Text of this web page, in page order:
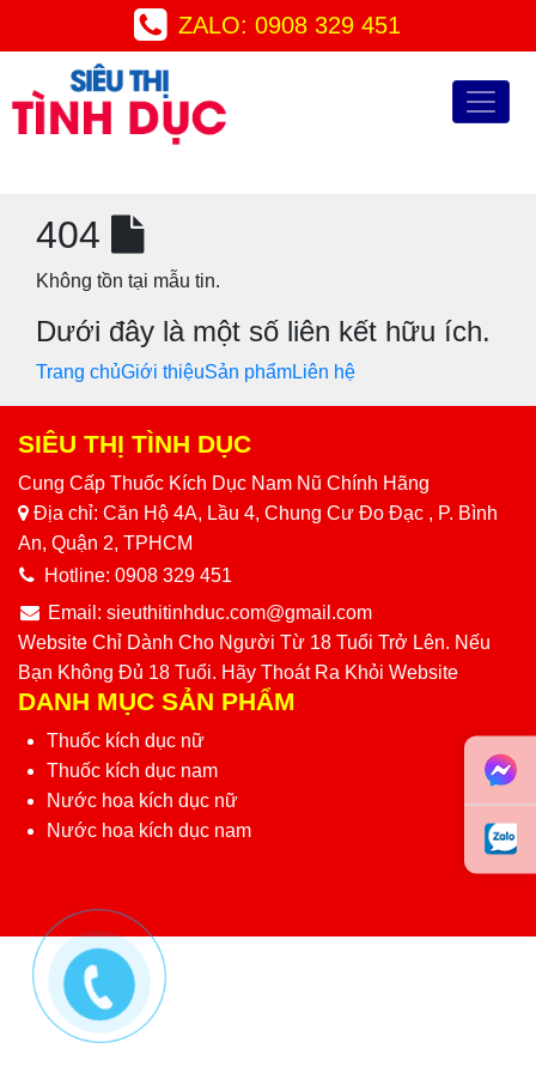
ZALO: 0908 329 451
404
Không tồn tại mẫu tin.
Dưới đây là một số liên kết hữu ích.
Trang chủGiới thiệuSản phẩmLiên hệ
SIÊU THỊ TÌNH DỤC
Cung Cấp Thuốc Kích Dục Nam Nũ Chính Hãng
Địa chỉ: Căn Hộ 4A, Lầu 4, Chung Cư Đo Đạc , P. Bình
An, Quận 2, TPHCM
Hotline: 0908 329 451
Email: sieuthitinhduc.com@gmail.com
Website Chỉ Dành Cho Người Từ 18 Tuổi Trở Lên. Nếu
Bạn Không Đủ 18 Tuổi. Hãy Thoát Ra Khỏi Website
DANH MỤC SẢN PHẨM
Thuốc kích dục nữ
Thuốc kích dục nam
Nước hoa kích dục nữ
Nước hoa kích dục nam